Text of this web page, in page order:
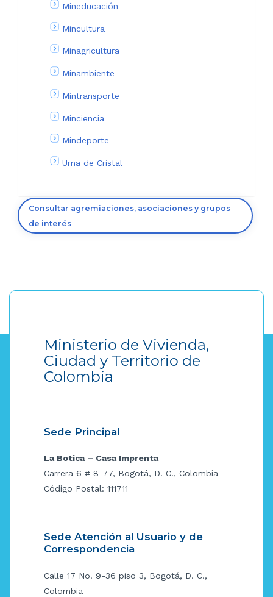
Mineducación
Mincultura
Minagricultura
Minambiente
Mintransporte
Minciencia
Mindeporte
Urna de Cristal
Consultar agremiaciones, asociaciones y grupos
de interés
Ministerio de Vivienda,
Ciudad y Territorio de
Colombia
Sede Principal
La Botica – Casa Imprenta
Carrera 6 # 8-77, Bogotá, D. C., Colombia
Código Postal: 111711
Sede Atención al Usuario y de
Correspondencia
Calle 17 No. 9-36 piso 3, Bogotá, D. C.,
Colombia